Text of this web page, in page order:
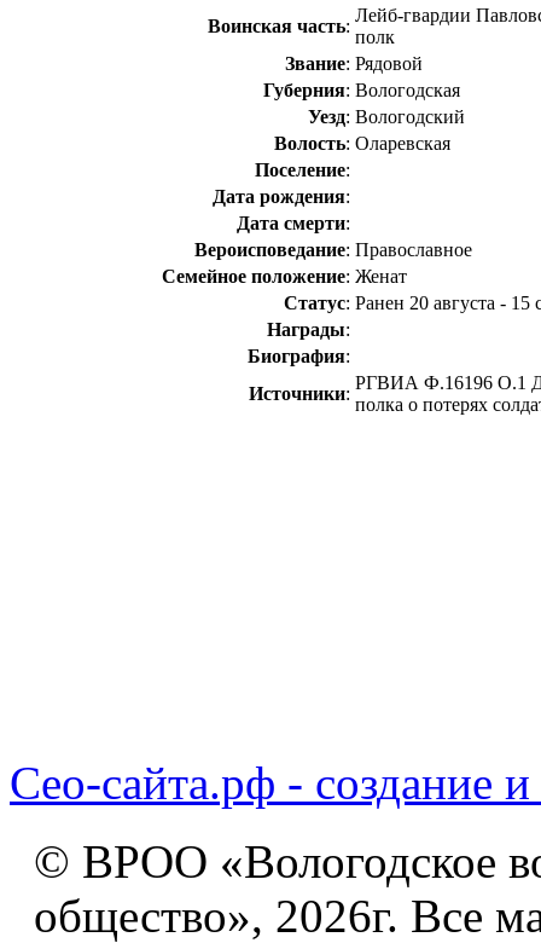
Воинская часть:
Лейб-гвардии
полк
Звание: Рядовой
Губерния: Вологодская
Уезд: Вологодский
Волость: Оларевская
Поселение:
Дата рождения:
Дата смерти:
Вероисповедание: Православное
Семейное положение: Женат
Статус: Ранен 20 августа - 15
Награды:
Биография:
Источники:
РГВИА Ф.16196 О.1 Д.
полка о потерях
Сео-сайта.рф - создание и
© ВРОО «Вологодское
общество», 2026г. Все